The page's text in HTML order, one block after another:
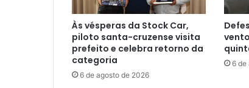
Às vésperas da Stock Car,
piloto santa-cruzense visita
prefeito e celebra retorno da
categoria
6 de agosto de 2026
6 de